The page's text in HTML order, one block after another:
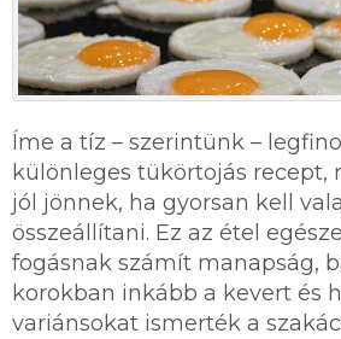
Íme a tíz – szerintünk –
különleges tükörtojás recept,
jól jönnek, ha gyorsan kell
összeállítani. Ez az étel
fogásnak számít manapság,
korokban inkább a kevert és
variánsokat ismerték a